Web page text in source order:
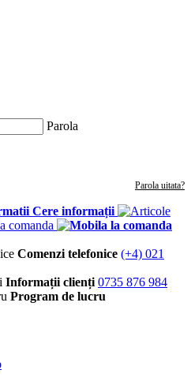
Parola
Parola uitata?
Cere informații
Comenzi telefonice (+4) 021
Informații clienți 0735 876 984
Program de lucru